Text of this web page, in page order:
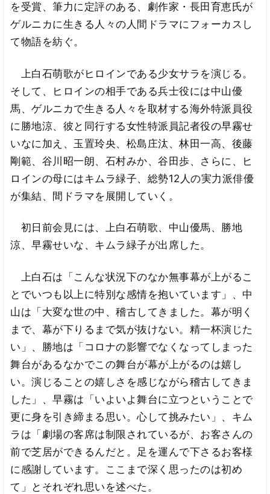
を受賞、筆力に定評のある、劇作家・長田育恵氏が
ゲルニカに生きる人々の人間ドラマにフォーカスし
て物語を紡ぐ。
上白石萌歌がヒロインである少女サラを演じる。
そして、ヒロインの相手である兵士役には中山優
馬、ゲルニカで生きる人々を取材する海外特派員役
に勝地涼、彼と同行する女性特派員記者役の早霧せ
いなに加え、玉置玲央、松島庄汰、林田一高、後藤
剛範、谷川昭一朗、石村みか、谷田歩、さらに、ヒ
ロインの母にはキムラ緑子、総勢12人の実力派俳優
が集結、間ドラマを展開していく。
初日前会見には、上白石萌歌、中山優馬、勝地
涼、早霧せいな、キムラ緑子が出席した。
上白石は「こんな状況下のなか無事幕が上がるこ
とでいつも以上に特別な感情を抱いています」、中
山は「大変な世の中、稽古してきました。幕が明く
まで、幕が下りるまで気が抜けない。精一杯演じた
い」、勝地は「コロナの影響でなくなってしまった
舞台があるなかでこの舞台が幕が上がるのは嬉し
い。演じることの嬉しさを感じながら稽古してきま
した」、早霧は「いよいよ舞台に立つということで
更に身を引き締まる思い。心して挑みたい」、キム
ラは「劇場の客席は制限されているが、お客さんの
前で芝居ができるんだと。足を運んで下さるお客様
に感謝しています。ここまで深く思ったのは初め
て」とそれぞれ思いを述べた。